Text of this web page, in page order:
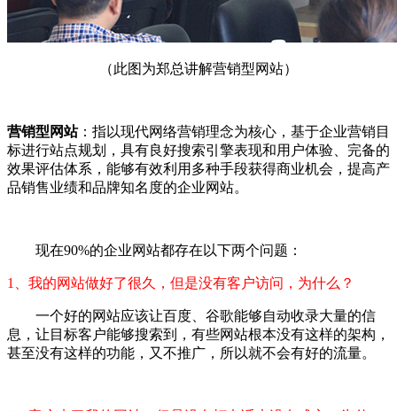
（此图为郑总讲解营销型网站）
营销型网站：指以现代网络营销理念为核心，基于企业营销目
标进行站点规划，具有良好搜索引擎表现和用户体验、完备的
效果评估体系，能够有效利用多种手段获得商业机会，提高产
品销售业绩和品牌知名度的企业网站。
现在90%的企业网站都存在以下两个问题：
1、我的网站做好了很久，但是没有客户访问，为什么？
一个好的网站应该让百度、谷歌能够自动收录大量的信
息，让目标客户能够搜索到，有些网站根本没有这样的架构，
甚至没有这样的功能，又不推广，所以就不会有好的流量。